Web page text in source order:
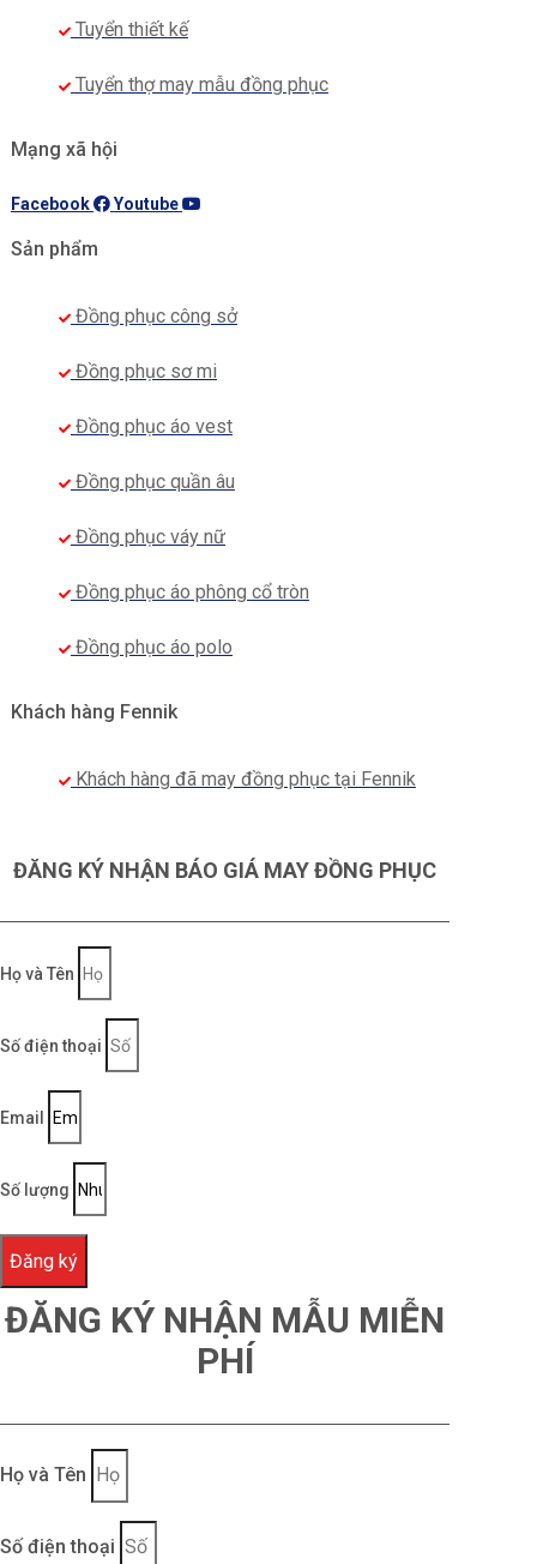
Tuyển thiết kế
Tuyển thợ may mẫu đồng phục
Mạng xã hội
Facebook Youtube
Sản phẩm
Đồng phục công sở
Đồng phục sơ mi
Đồng phục áo vest
Đồng phục quần âu
Đồng phục váy nữ
Đồng phục áo phông cổ tròn
Đồng phục áo polo
Khách hàng Fennik
Khách hàng đã may đồng phục tại Fennik
ĐĂNG KÝ NHẬN BÁO GIÁ MAY ĐỒNG PHỤC
Họ và Tên
Số điện thoại
Email
Số lượng
Đăng ký
ĐĂNG KÝ NHẬN MẪU MIỄN
PHÍ
Họ và Tên
Số điện thoại